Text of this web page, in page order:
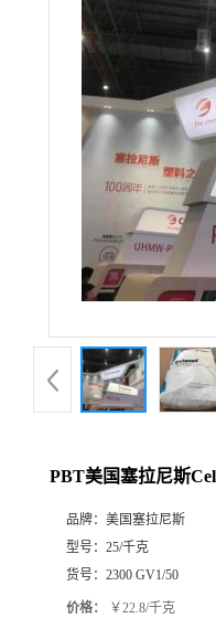
PBT美国塞拉尼斯
品牌： 美国塞拉尼斯
型号： 25/千克
货号： 2300 GV1/50
价格： ￥22.8/千克